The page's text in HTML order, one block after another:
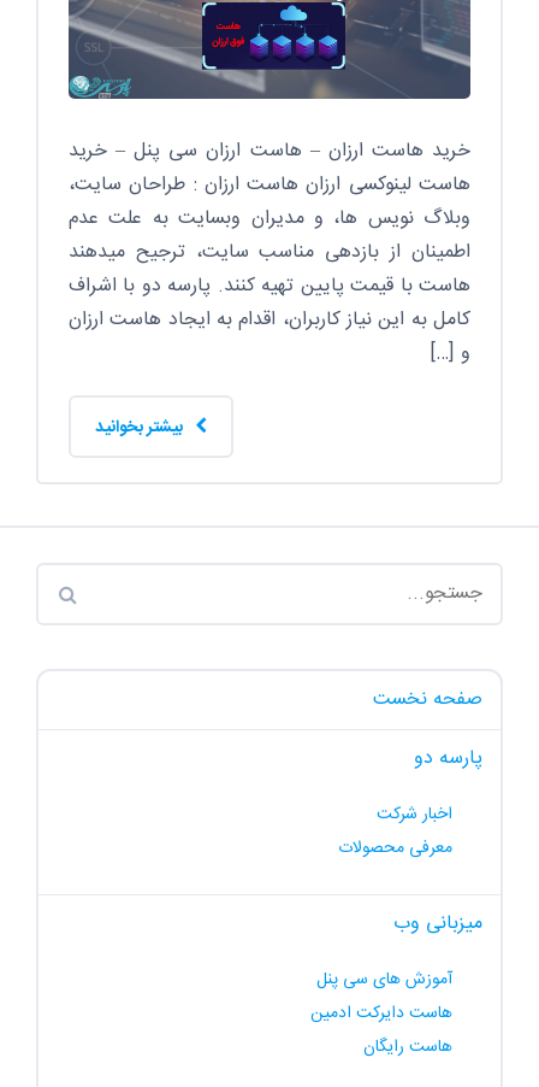
خرید هاست ارزان – هاست ارزان سی پنل – خرید
هاست لینوکسی ارزان هاست ارزان : طراحان سایت،
وبلاگ نویس ها، و مدیران وبسایت به علت عدم
اطمینان از بازدهی مناسب سایت، ترجیح میدهند
هاست با قیمت پایین تهیه کنند. پارسه دو با اشراف
کامل به این نیاز کاربران، اقدام به ایجاد هاست ارزان
و […]
صفحه نخست
پارسه دو
اخبار شرکت
معرفی محصولات
میزبانی وب
آموزش های سی پنل
هاست دایرکت ادمین
هاست رایگان